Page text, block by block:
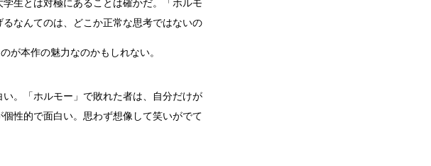
生とは対極にあることは確かだ。「ホルモ
なんてのは、どこか正常な思考ではないの
が本作の魅力なのかもしれない。
。「ホルモー」で敗れた者は、自分だけが
性的で面白い。思わず想像して笑いがでて